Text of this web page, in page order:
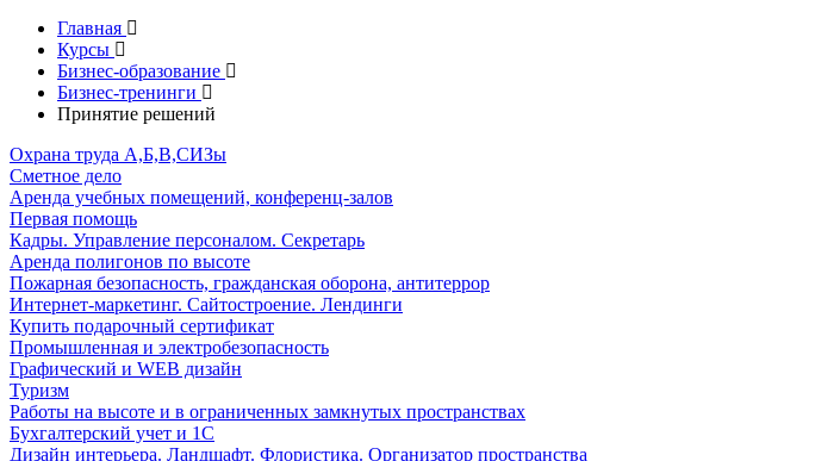
Главная
Курсы
Бизнес-образование
Бизнес-тренинги
Принятие решений
Охрана труда А,Б,В,СИЗы
Сметное дело
Аренда учебных помещений, конференц-залов
Первая помощь
Кадры. Управление персоналом. Секретарь
Аренда полигонов по высоте
Пожарная безопасность, гражданская оборона, антитеррор
Интернет-маркетинг. Сайтостроение. Лендинги
Купить подарочный сертификат
Промышленная и электробезопасность
Графический и WEB дизайн
Туризм
Работы на высоте и в ограниченных замкнутых пространствах
Бухгалтерский учет и 1С
Дизайн интерьера. Ландшафт. Флористика. Организатор пространства